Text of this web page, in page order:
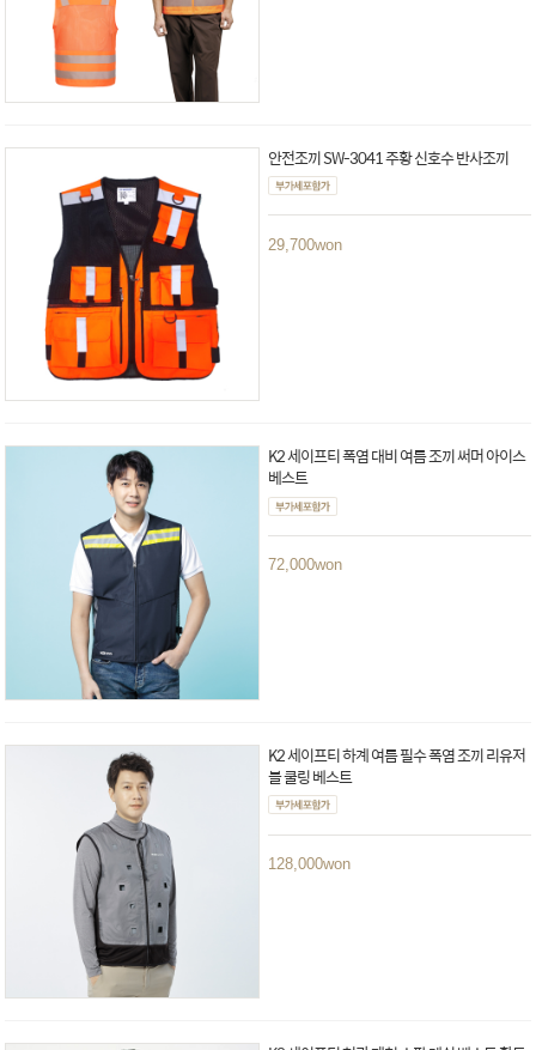
안전조끼 SW-3041 주황 신호수 반사조끼
29,700won
K2 세이프티 폭염 대비 여름 조끼 써머 아이스
베스트
72,000won
K2 세이프티 하계 여름 필수 폭염 조끼 리유저
블 쿨링 베스트
128,000won